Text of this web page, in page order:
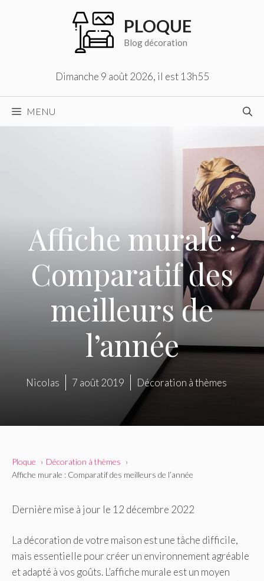
PLOQUE
Blog décoration
Dimanche 9 août 2026, il est 13h55
MENU
Affiche murale :
Comparatif des
meilleurs de
l’année
Nicolas 7 août 2019 Décoration à thèmes
Ploque
Décoration à thèmes
Affiche murale : Comparatif des meilleurs de l’année
Dernière mise à jour le 12 décembre 2022
La décoration de votre maison est une tâche difficile,
mais essentielle pour créer un environnement agréable
et adapté à vos goûts. L’affiche murale est un moyen